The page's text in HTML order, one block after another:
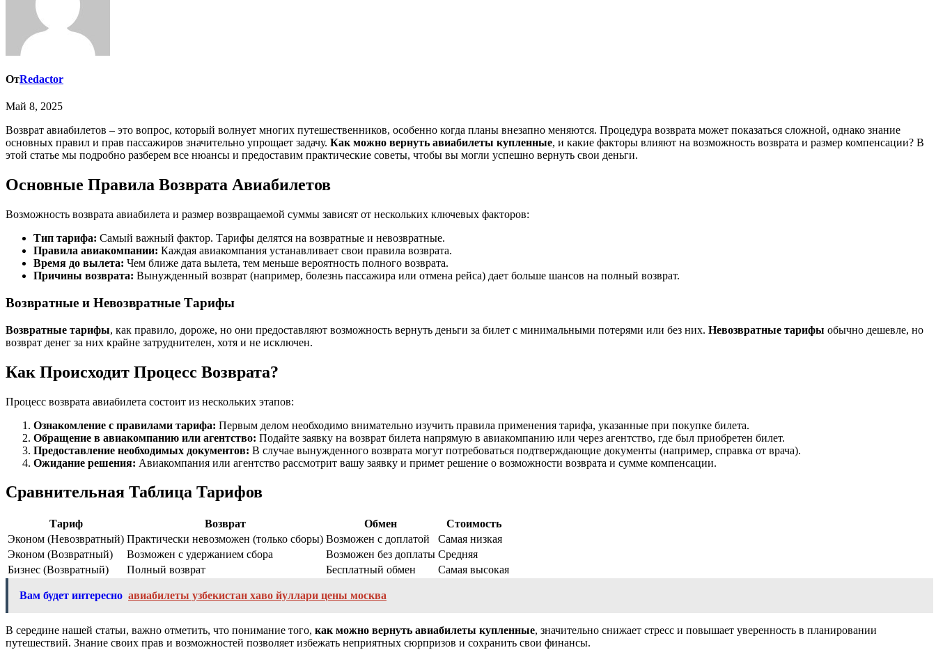
ОтRedactor
Май 8, 2025
Возврат авиабилетов – это вопрос, который волнует многих путешественников, особенно когда планы внезапно меняются. Процедура возврата может показаться сложной, однако знание
основных правил и прав пассажиров значительно упрощает задачу. Как можно вернуть авиабилеты купленные, и какие факторы влияют на возможность возврата и размер компенсации? В
этой статье мы подробно разберем все нюансы и предоставим практические советы, чтобы вы могли успешно вернуть свои деньги.
Основные Правила Возврата Авиабилетов
Возможность возврата авиабилета и размер возвращаемой суммы зависят от нескольких ключевых факторов:
Тип тарифа: Самый важный фактор. Тарифы делятся на возвратные и невозвратные.
Правила авиакомпании: Каждая авиакомпания устанавливает свои правила возврата.
Время до вылета: Чем ближе дата вылета, тем меньше вероятность полного возврата.
Причины возврата: Вынужденный возврат (например, болезнь пассажира или отмена рейса) дает больше шансов на полный возврат.
Возвратные и Невозвратные Тарифы
Возвратные тарифы, как правило, дороже, но они предоставляют возможность вернуть деньги за билет с минимальными потерями или без них. Невозвратные тарифы обычно дешевле, но
возврат денег за них крайне затруднителен, хотя и не исключен.
Как Происходит Процесс Возврата?
Процесс возврата авиабилета состоит из нескольких этапов:
Ознакомление с правилами тарифа: Первым делом необходимо внимательно изучить правила применения тарифа, указанные при покупке билета.
Обращение в авиакомпанию или агентство: Подайте заявку на возврат билета напрямую в авиакомпанию или через агентство, где был приобретен билет.
Предоставление необходимых документов: В случае вынужденного возврата могут потребоваться подтверждающие документы (например, справка от врача).
Ожидание решения: Авиакомпания или агентство рассмотрит вашу заявку и примет решение о возможности возврата и сумме компенсации.
Сравнительная Таблица Тарифов
Тариф Возврат Обмен
Стоимость
Эконом (Невозвратный) Практически невозможен (только сборы) Возможен с доплатой
Самая низкая
Эконом (Возвратный)
Возможен с удержанием сбора Возможен без доплаты Средняя
Бизнес (Возвратный)
Полный возврат Бесплатный обмен Самая высокая
Вам будет интересно авиабилеты узбекистан хаво йуллари цены москва
В середине нашей статьи, важно отметить, что понимание того, как можно вернуть авиабилеты купленные, значительно снижает стресс и повышает уверенность в планировании
путешествий. Знание своих прав и возможностей позволяет избежать неприятных сюрпризов и сохранить свои финансы.